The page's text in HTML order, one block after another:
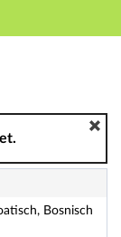
Ia) -
Bosnisch